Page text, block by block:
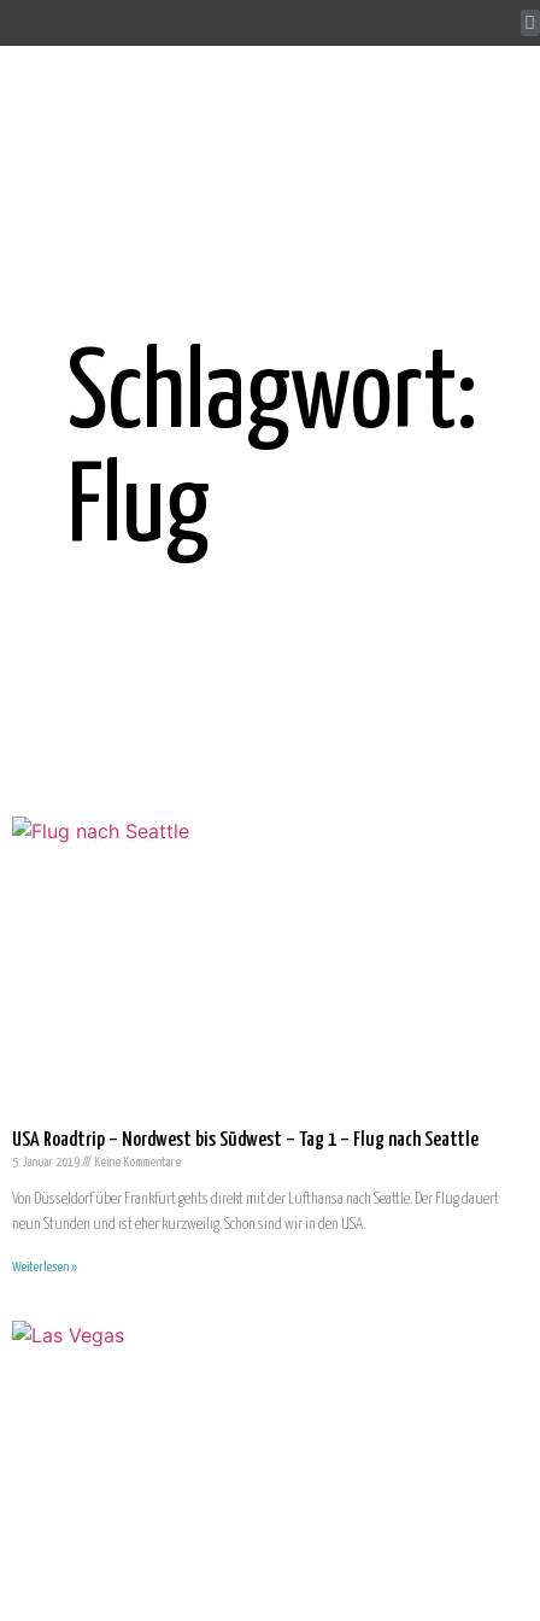
Schlagwort:
Flug
USA Roadtrip – Nordwest bis Südwest – Tag 1 – Flug nach Seattle
5. Januar 2019 Keine Kommentare
Von Düsseldorf über Frankfurt gehts direkt mit der Lufthansa nach Seattle. Der Flug dauert
neun Stunden und ist eher kurzweilig. Schon sind wir in den USA.
Weiterlesen »